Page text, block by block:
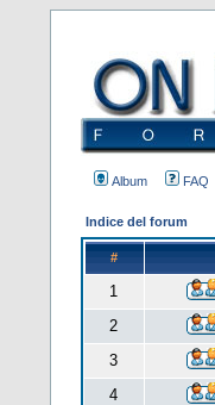
Album FAQ
Indice del forum
#
1
2
3
4